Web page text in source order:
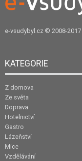
e-vsudybyl.cz © 2008-2017
KATEGORIE
Z domova
Ze světa
Doprava
Hotelnictví
Gastro
Lázeňství
Mice
Vzdělávání